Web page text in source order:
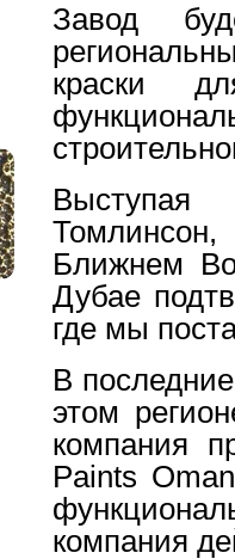
Завод
краски
Выступая
Ближнем
Дубае
где мы
В
этом
компания
Paints
компания